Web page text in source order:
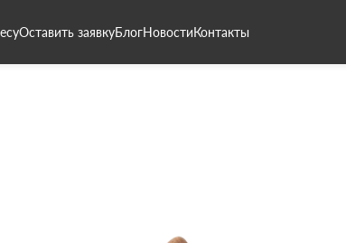
Оставить заявкуБлогНовостиКонтакты